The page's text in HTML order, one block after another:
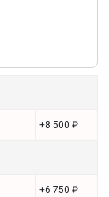
+8 500 ₽
+6 750 ₽